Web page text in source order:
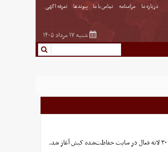
درباره ما مرامنامه تماس با ما پیوندها تعرفه اگهی
شنبه ۱۷ مرداد ۱۴۰۵